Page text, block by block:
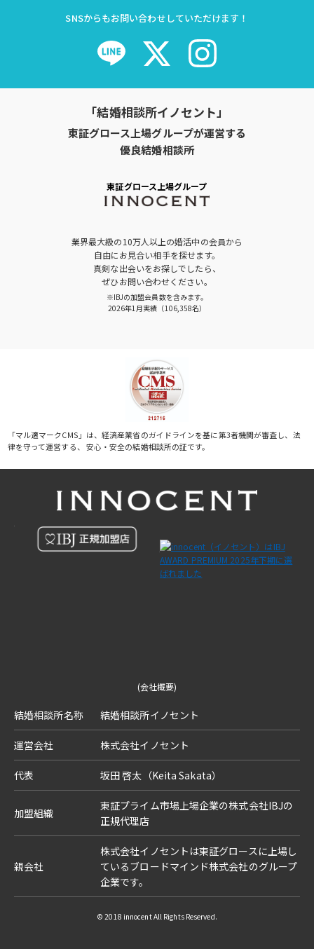
SNSからもお問い合わせしていただけます！
「結婚相談所イノセント」
東証グロース上場グループが運営する
優良結婚相談所
東証グロース上場グループ
業界最大級の10万人以上の婚活中の会員から
自由にお見合い相手を探せます。
真剣な出会いをお探しでしたら、
ぜひお問い合わせください。
※IBJの加盟会員数を含みます。
2026年1月実績（106,358名）
「マル適マークCMS」は、経済産業省のガイドラインを基に第3者機関が審査し、法
律を守って運営する、 安心・安全の結婚相談所の証です。
(会社概要)
結婚相談所名称 結婚相談所イノセント
運営会社 株式会社イノセント
代表 坂田 啓太（Keita Sakata）
加盟組織
東証プライム市場上場企業の株式会社IBJの
正規代理店
親会社
株式会社イノセントは東証グロースに上場し
ているブロードマインド株式会社のグループ
企業です。
© 2018 innocent All Rights Reserved.